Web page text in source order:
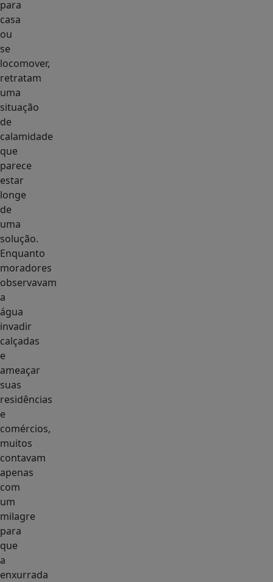
para
casa
ou
se
locomover,
retratam
uma
situação
de
calamidade
que
parece
estar
longe
de
uma
solução.
Enquanto
moradores
observavam
a
água
invadir
calçadas
e
ameaçar
suas
residências
e
comércios,
muitos
contavam
apenas
com
um
milagre
para
que
a
enxurrada